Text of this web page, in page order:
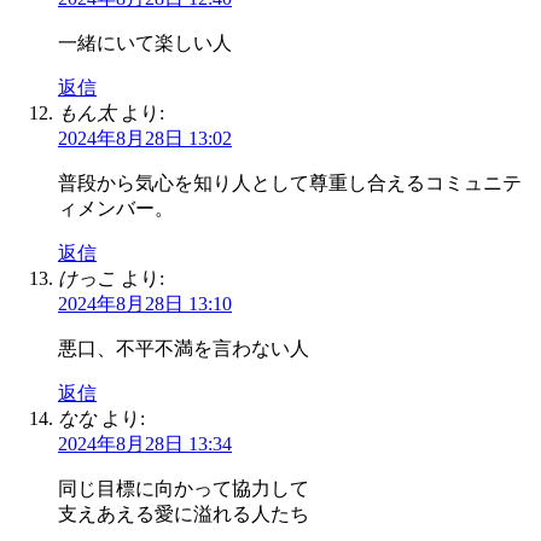
一緒にいて楽しい人
返信
もん太 より:
2024年8月28日 13:02
普段から気心を知り人として尊重し合えるコミュニテ
ィメンバー。
返信
けっこ より:
2024年8月28日 13:10
悪口、不平不満を言わない人
返信
なな より:
2024年8月28日 13:34
同じ目標に向かって協力して
支えあえる愛に溢れる人たち